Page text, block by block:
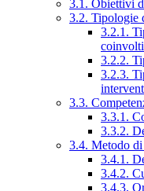
3.1. Obiettivi
3.2. Tipologie
3.2.1.
3.2.2.
3.2.3.
3.3.
3.3.1.
3.3.2.
3.4. Metodo
3.4.1.
3.4.2.
3.4.3.